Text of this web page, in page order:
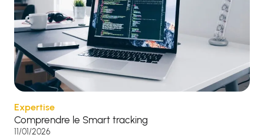
Expertise
Comprendre le Smart tracking
11/01/2026